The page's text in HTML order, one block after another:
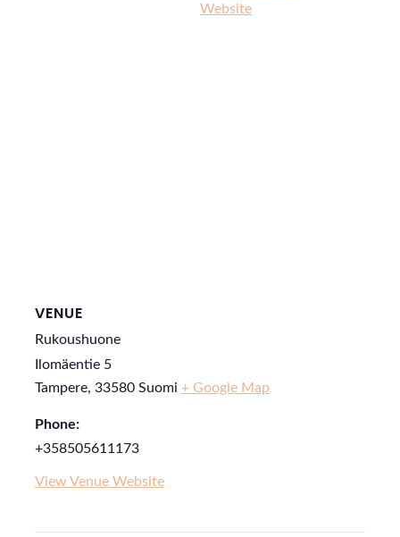
Website
VENUE
Rukoushuone
Ilomäentie 5
Tampere, 33580 Suomi + Google Map
Phone:
+358505611173
View Venue Website